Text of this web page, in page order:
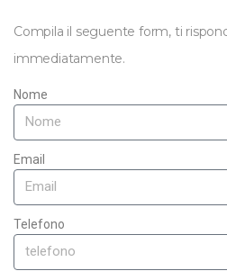
Compila il seguente form, ti
immediatamente.
Nome
Email
Telefono